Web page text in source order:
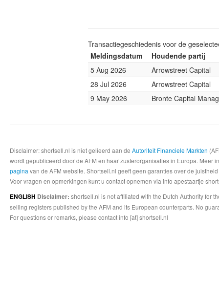
Transactiegeschiedenis voor de
Meldingsdatum
Houdende partij
5 Aug 2026
Arrowstreet Capital
28 Jul 2026
Arrowstreet Capital
9 May 2026
Bronte Capital
Disclaimer: shortsell.nl is niet gelieerd aan de Autoriteit Financiele Markten
wordt gepubliceerd door de AFM en haar zusterorganisaties in Europa.
pagina van de AFM website. Shortsell.nl geeft geen garanties over de
Voor vragen en opmerkingen kunt u contact opnemen via info apestaartje
ENGLISH Disclaimer: shortsell.nl is not affiliated with the Dutch Authority for
selling registers published by the AFM and its European counterparts. No
For questions or remarks, please contact info [at] shortsell.nl